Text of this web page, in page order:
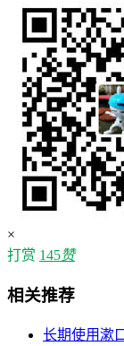
×
打赏 145赞
相关推荐
长期使用漱